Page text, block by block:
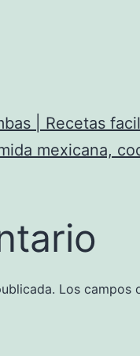
| Recetas
mexicana,
Los campos